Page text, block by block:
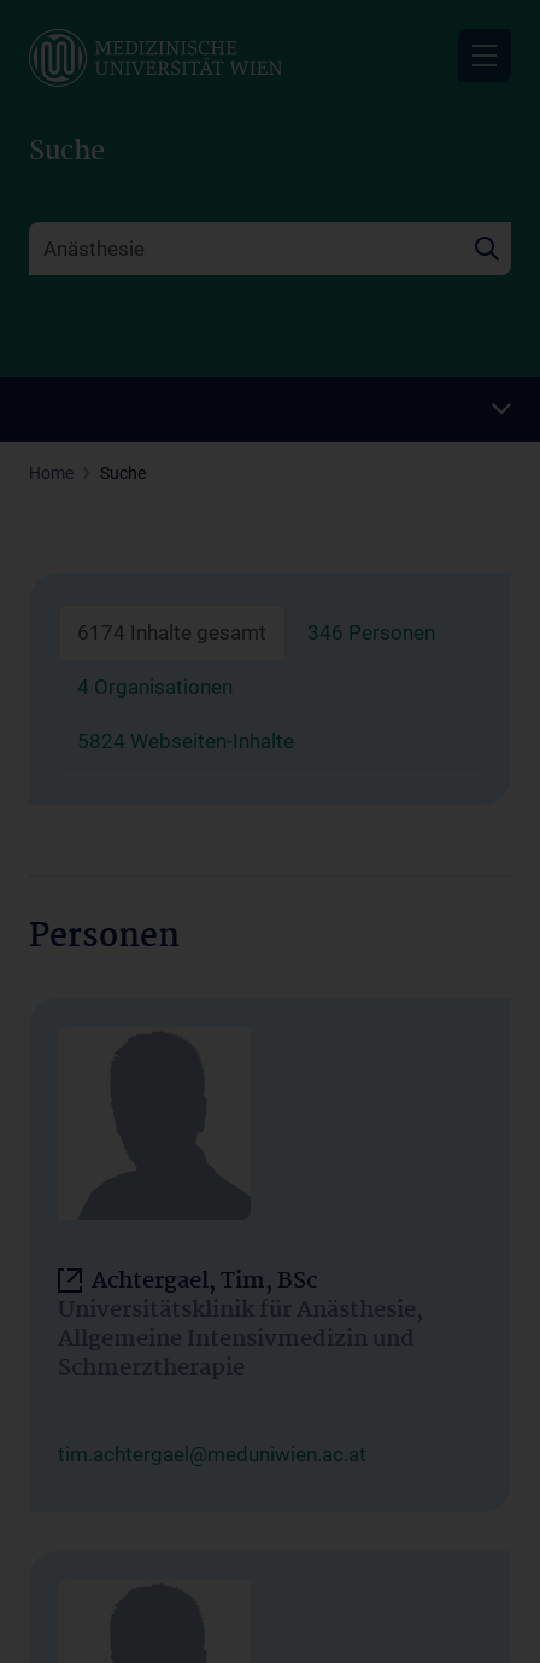
main
Suche
Home Suche
6174 Inhalte gesamt 346 Personen
4 Organisationen
5824 Webseiten-Inhalte
Personen
Achtergael, Tim, BSc
Universitätsklinik für Anästhesie,
Allgemeine Intensivmedizin und
Schmerztherapie
tim.achtergael@meduniwien.ac.at